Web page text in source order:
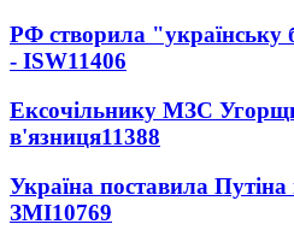
РФ створила "українську
- ISW11406
Ексочільнику МЗС
в'язниця11388
Україна поставила
ЗМІ10769